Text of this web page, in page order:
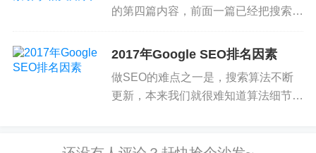
长中。所以在移动搜索结果中看到的标题、摘要等
的标题稍有不同，就可以观察到这种情况。既然百
度没有抓取大部分移动页面，怎么判断是否移动优
化了呢？百度是通过采样，抓取一部分，进行大致
的第四篇内容，前面一篇已经把搜索引
过SEO禅以前文章的朋友会发现，有
还要再写呢？其实SEO...
2017年Google SEO排名因素
做SEO的难点之一是，搜索算法不断
更新，本来我们就很难知道算法细节，
候简直就是看不见目标。所以有几个公